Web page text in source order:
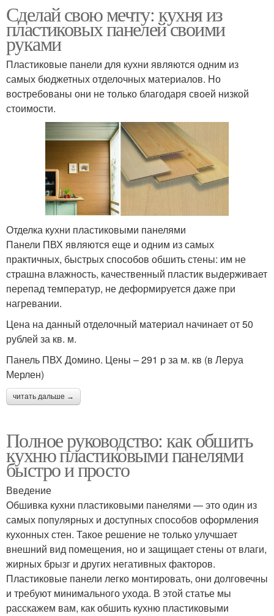
Сделай свою мечту: кухня из
пластиковых панелей своими
руками
Пластиковые панели для кухни являются одним из
самых бюджетных отделочных материалов. Но
востребованы они не только благодаря своей низкой
стоимости.
Отделка кухни пластиковыми панелями
Панели ПВХ являются еще и одним из самых
практичных, быстрых способов обшить стены: им не
страшна влажность, качественный пластик выдерживает
перепад температур, не деформируется даже при
нагревании.
Цена на данный отделочный материал начинает от 50
рублей за кв. м.
Панель ПВХ Домино. Цены – 291 р за м. кв (в Леруа
Мерлен)
читать дальше →
Полное руководство: как обшить
кухню пластиковыми панелями
быстро и просто
Введение
Обшивка кухни пластиковыми панелями — это один из
самых популярных и доступных способов оформления
кухонных стен. Такое решение не только улучшает
внешний вид помещения, но и защищает стены от влаги,
жирных брызг и других негативных факторов.
Пластиковые панели легко монтировать, они долговечны
и требуют минимального ухода. В этой статье мы
расскажем вам, как обшить кухню пластиковыми